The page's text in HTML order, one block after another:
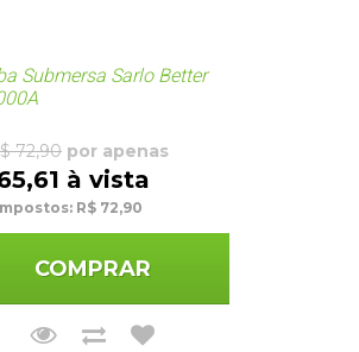
Submersa Sarlo Better
72,90 por apenas
à vista
R$ 72,90
COMPRAR